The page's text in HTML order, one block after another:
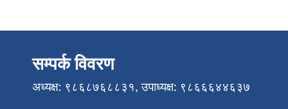
सम्पर्क विवरण
अध्यक्ष: ९८६८७६८८३१, उपाध्यक्ष: ९८६६६४४६३७